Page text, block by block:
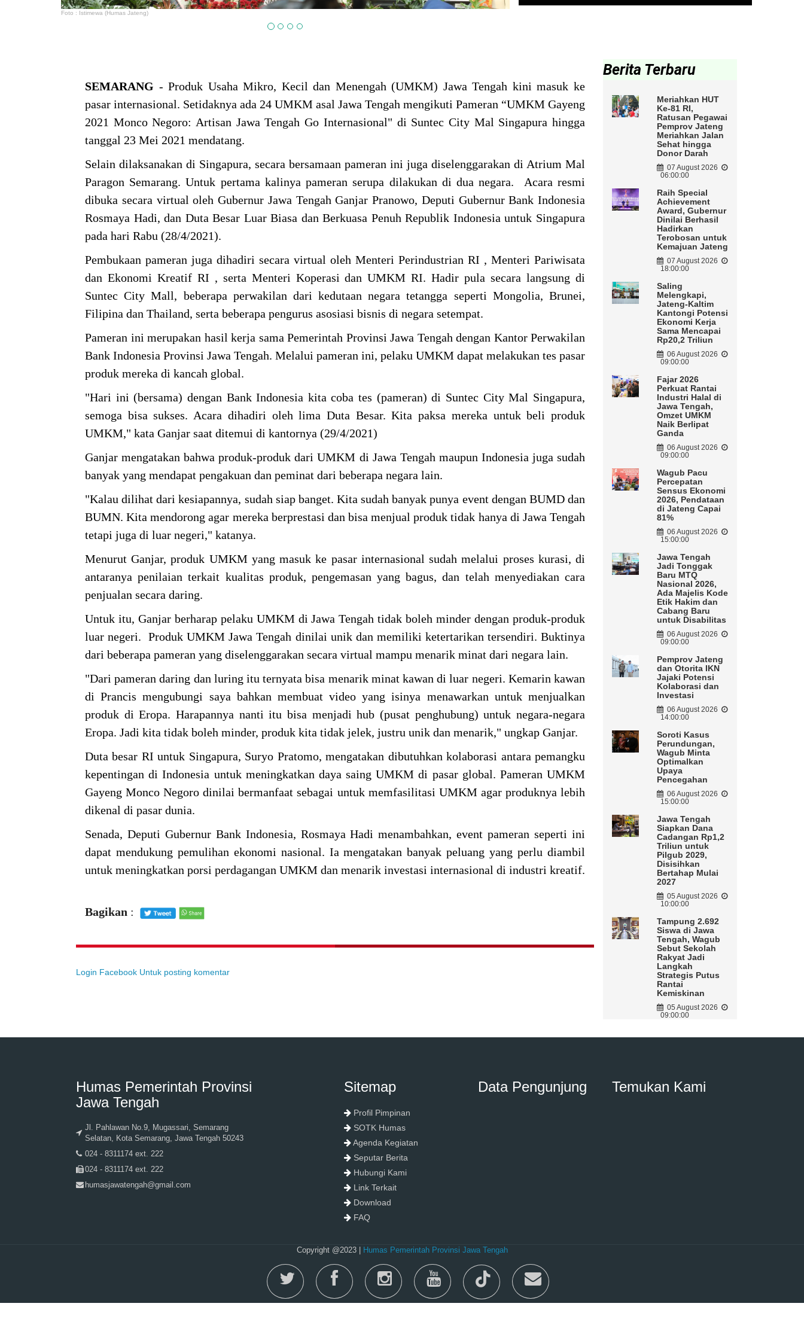
Foto : Istimewa (Humas Jateng)
SEMARANG - Produk Usaha Mikro, Kecil dan Menengah (UMKM) Jawa Tengah kini masuk ke
pasar internasional. Setidaknya ada 24 UMKM asal Jawa Tengah mengikuti Pameran “UMKM Gayeng
2021 Monco Negoro: Artisan Jawa Tengah Go Internasional" di Suntec City Mal Singapura hingga
tanggal 23 Mei 2021 mendatang.
Selain dilaksanakan di Singapura, secara bersamaan pameran ini juga diselenggarakan di Atrium Mal
Paragon Semarang. Untuk pertama kalinya pameran serupa dilakukan di dua negara. Acara resmi
dibuka secara virtual oleh Gubernur Jawa Tengah Ganjar Pranowo, Deputi Gubernur Bank Indonesia
Rosmaya Hadi, dan Duta Besar Luar Biasa dan Berkuasa Penuh Republik Indonesia untuk Singapura
pada hari Rabu (28/4/2021).
Pembukaan pameran juga dihadiri secara virtual oleh Menteri Perindustrian RI , Menteri Pariwisata
dan Ekonomi Kreatif RI , serta Menteri Koperasi dan UMKM RI. Hadir pula secara langsung di
Suntec City Mall, beberapa perwakilan dari kedutaan negara tetangga seperti Mongolia, Brunei,
Filipina dan Thailand, serta beberapa pengurus asosiasi bisnis di negara setempat.
Pameran ini merupakan hasil kerja sama Pemerintah Provinsi Jawa Tengah dengan Kantor Perwakilan
Bank Indonesia Provinsi Jawa Tengah. Melalui pameran ini, pelaku UMKM dapat melakukan tes pasar
produk mereka di kancah global.
"Hari ini (bersama) dengan Bank Indonesia kita coba tes (pameran) di Suntec City Mal Singapura,
semoga bisa sukses. Acara dihadiri oleh lima Duta Besar. Kita paksa mereka untuk beli produk
UMKM," kata Ganjar saat ditemui di kantornya (29/4/2021)
Ganjar mengatakan bahwa produk-produk dari UMKM di Jawa Tengah maupun Indonesia juga sudah
banyak yang mendapat pengakuan dan peminat dari beberapa negara lain.
"Kalau dilihat dari kesiapannya, sudah siap banget. Kita sudah banyak punya event dengan BUMD dan
BUMN. Kita mendorong agar mereka berprestasi dan bisa menjual produk tidak hanya di Jawa Tengah
tetapi juga di luar negeri," katanya.
Menurut Ganjar, produk UMKM yang masuk ke pasar internasional sudah melalui proses kurasi, di
antaranya penilaian terkait kualitas produk, pengemasan yang bagus, dan telah menyediakan cara
penjualan secara daring.
Untuk itu, Ganjar berharap pelaku UMKM di Jawa Tengah tidak boleh minder dengan produk-produk
luar negeri. Produk UMKM Jawa Tengah dinilai unik dan memiliki ketertarikan tersendiri. Buktinya
dari beberapa pameran yang diselenggarakan secara virtual mampu menarik minat dari negara lain.
"Dari pameran daring dan luring itu ternyata bisa menarik minat kawan di luar negeri. Kemarin kawan
di Prancis mengubungi saya bahkan membuat video yang isinya menawarkan untuk menjualkan
produk di Eropa. Harapannya nanti itu bisa menjadi hub (pusat penghubung) untuk negara-negara
Eropa. Jadi kita tidak boleh minder, produk kita tidak jelek, justru unik dan menarik," ungkap Ganjar.
Duta besar RI untuk Singapura, Suryo Pratomo, mengatakan dibutuhkan kolaborasi antara pemangku
kepentingan di Indonesia untuk meningkatkan daya saing UMKM di pasar global. Pameran UMKM
Gayeng Monco Negoro dinilai bermanfaat sebagai untuk memfasilitasi UMKM agar produknya lebih
dikenal di pasar dunia.
Senada, Deputi Gubernur Bank Indonesia, Rosmaya Hadi menambahkan, event pameran seperti ini
dapat mendukung pemulihan ekonomi nasional. Ia mengatakan banyak peluang yang perlu diambil
untuk meningkatkan porsi perdagangan UMKM dan menarik investasi internasional di industri kreatif.
Bagikan :
Login Facebook Untuk posting komentar
Berita Terbaru
Meriahkan HUT
Ke-81 RI,
Ratusan Pegawai
Pemprov Jateng
Meriahkan Jalan
Sehat hingga
Donor Darah
07 August 2026
06:00:00
Raih Special
Achievement
Award, Gubernur
Dinilai Berhasil
Hadirkan
Terobosan untuk
Kemajuan Jateng
07 August 2026
18:00:00
Saling
Melengkapi,
Jateng-Kaltim
Kantongi Potensi
Ekonomi Kerja
Sama Mencapai
Rp20,2 Triliun
06 August 2026
09:00:00
Fajar 2026
Perkuat Rantai
Industri Halal di
Jawa Tengah,
Omzet UMKM
Naik Berlipat
Ganda
06 August 2026
09:00:00
Wagub Pacu
Percepatan
Sensus Ekonomi
2026, Pendataan
di Jateng Capai
81%
06 August 2026
15:00:00
Jawa Tengah
Jadi Tonggak
Baru MTQ
Nasional 2026,
Ada Majelis Kode
Etik Hakim dan
Cabang Baru
untuk Disabilitas
06 August 2026
09:00:00
Pemprov Jateng
dan Otorita IKN
Jajaki Potensi
Kolaborasi dan
Investasi
06 August 2026
14:00:00
Soroti Kasus
Perundungan,
Wagub Minta
Optimalkan
Upaya
Pencegahan
06 August 2026
15:00:00
Jawa Tengah
Siapkan Dana
Cadangan Rp1,2
Triliun untuk
Pilgub 2029,
Disisihkan
Bertahap Mulai
2027
05 August 2026
10:00:00
Tampung 2.692
Siswa di Jawa
Tengah, Wagub
Sebut Sekolah
Rakyat Jadi
Langkah
Strategis Putus
Rantai
Kemiskinan
05 August 2026
09:00:00
Humas Pemerintah Provinsi
Jawa Tengah
Jl. Pahlawan No.9, Mugassari, Semarang
Selatan, Kota Semarang, Jawa Tengah 50243
024 - 8311174 ext. 222
024 - 8311174 ext. 222
humasjawatengah@gmail.com
Sitemap
Profil Pimpinan
SOTK Humas
Agenda Kegiatan
Seputar Berita
Hubungi Kami
Link Terkait
Download
FAQ
Data Pengunjung Temukan Kami
Copyright @2023 | Humas Pemerintah Provinsi Jawa Tengah